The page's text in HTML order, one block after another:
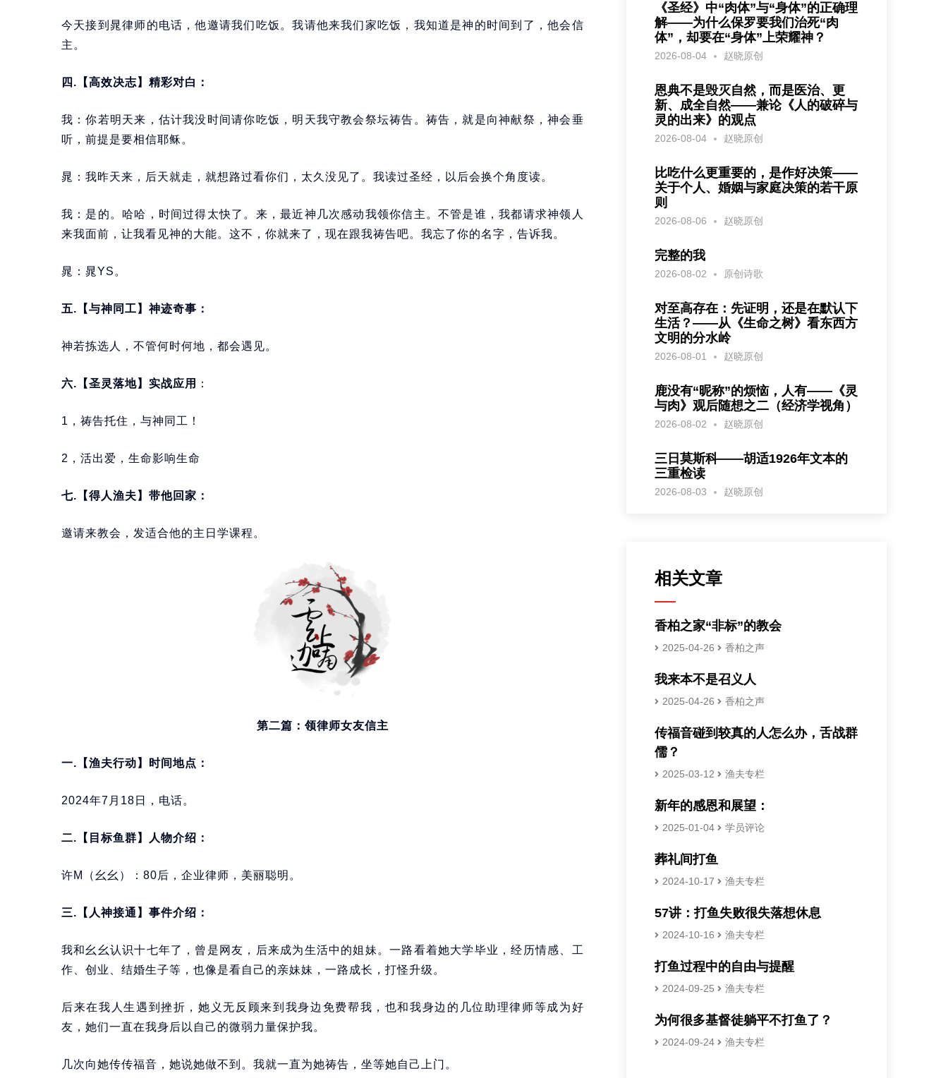
今天接到晁律师的电话，他邀请我们吃饭。我请他来我们家吃饭，我知道是神的时间到了，他会信
主。
四.【高效决志】精彩对白：
我：你若明天来，估计我没时间请你吃饭，明天我守教会祭坛祷告。祷告，就是向神献祭，神会垂
听，前提是要相信耶稣。
晁：我昨天来，后天就走，就想路过看你们，太久没见了。我读过圣经，以后会换个角度读。
我：是的。哈哈，时间过得太快了。来，最近神几次感动我领你信主。不管是谁，我都请求神领人
来我面前，让我看见神的大能。这不，你就来了，现在跟我祷告吧。我忘了你的名字，告诉我。
晁：晁YS。
五.【与神同工】神迹奇事：
神若拣选人，不管何时何地，都会遇见。
六.【圣灵落地】实战应用 ：
1，祷告托住，与神同工！
2，活出爱，生命影响生命
七.【得人渔夫】带他回家：
邀请来教会，发适合他的主日学课程。
第二篇：领律师女友信主
一.【渔夫行动】时间地点：
2024年7月18日，电话。
二.【目标鱼群】人物介绍：
许M（幺幺）：80后，企业律师，美丽聪明。
三.【人神接通】事件介绍：
我和幺幺认识十七年了，曾是网友，后来成为生活中的姐妹。一路看着她大学毕业，经历情感、工
作、创业、结婚生子等，也像是看自己的亲妹妹，一路成长，打怪升级。
后来在我人生遇到挫折，她义无反顾来到我身边免费帮我，也和我身边的几位助理律师等成为好
友，她们一直在我身后以自己的微弱力量保护我。
几次向她传传福音，她说她做不到。我就一直为她祷告，坐等她自己上门。
《圣经》中“肉体”与“身体”的正确理
解——为什么保罗要我们治死“肉
体”，却要在“身体”上荣耀神？
2026-08-04 赵晓原创
恩典不是毁灭自然，而是医治、更
新、成全自然——兼论《人的破碎与
灵的出来》的观点
2026-08-04 赵晓原创
比吃什么更重要的，是作好决策——
关于个人、婚姻与家庭决策的若干原
则
2026-08-06 赵晓原创
完整的我
2026-08-02 原创诗歌
对至高存在：先证明，还是在默认下
生活？——从《生命之树》看东西方
文明的分水岭
2026-08-01 赵晓原创
鹿没有“昵称”的烦恼，人有——《灵
与肉》观后随想之二（经济学视角）
2026-08-02 赵晓原创
三日莫斯科——胡适1926年文本的
三重检读
2026-08-03 赵晓原创
相关文章
香柏之家“非标”的教会
2025-04-26 香柏之声
我来本不是召义人
2025-04-26 香柏之声
传福音碰到较真的人怎么办，舌战群
儒？
2025-03-12 渔夫专栏
新年的感恩和展望：
2025-01-04 学员评论
葬礼间打鱼
2024-10-17 渔夫专栏
57讲：打鱼失败很失落想休息
2024-10-16 渔夫专栏
打鱼过程中的自由与提醒
2024-09-25 渔夫专栏
为何很多基督徒躺平不打鱼了？
2024-09-24 渔夫专栏